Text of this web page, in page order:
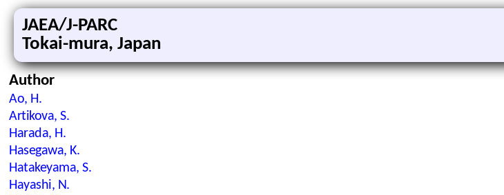
JAEA/J-PARC
Tokai-mura, Japan
Author
Ao, H.
Artikova, S.
Harada, H.
Hasegawa, K.
Hatakeyama, S.
Hayashi, N.